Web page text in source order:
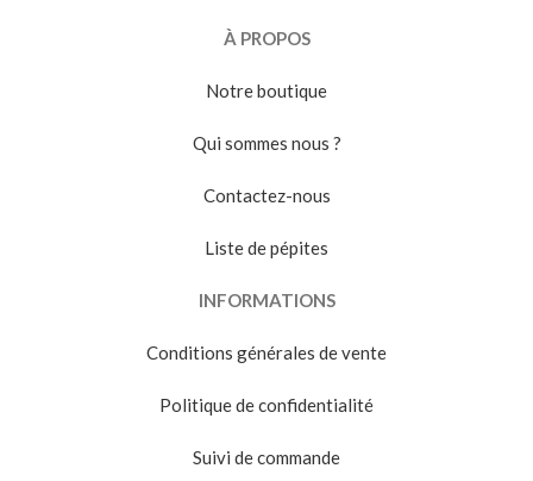
À PROPOS
Notre boutique
Qui sommes nous ?
Contactez-nous
Liste de pépites
INFORMATIONS
Conditions générales de vente
Politique de confidentialité
Suivi de commande